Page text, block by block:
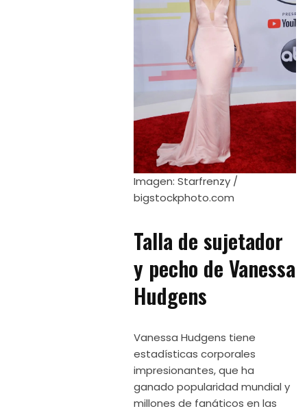
Imagen: Starfrenzy /
bigstockphoto.com
Talla de sujetador
y pecho de Vanessa
Hudgens
Vanessa Hudgens tiene
estadísticas corporales
impresionantes, que ha
ganado popularidad mundial y
millones de fanáticos en las